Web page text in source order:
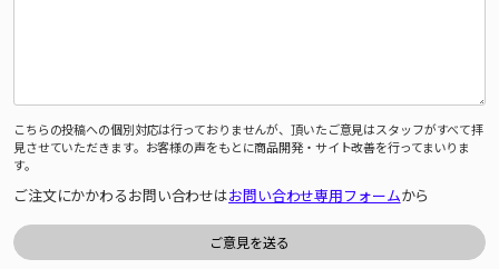
こちらの投稿への個別対応は行っておりませんが、頂いたご意見はスタッフがすべて拝
見させていただきます。お客様の声をもとに商品開発・サイト改善を行ってまいりま
す。
ご注文にかかわるお問い合わせはお問い合わせ専用フォームから